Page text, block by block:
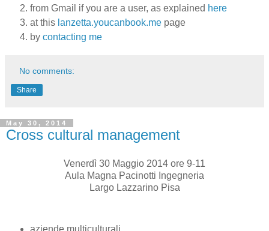
from Gmail if you are a user, as explained here
at this lanzetta.youcanbook.me page
by contacting me
No comments:
Share
May 30, 2014
Cross cultural management
Venerdì 30 Maggio 2014 ore 9-11
Aula Magna Pacinotti Ingegneria
Largo Lazzarino Pisa
aziende multiculturali